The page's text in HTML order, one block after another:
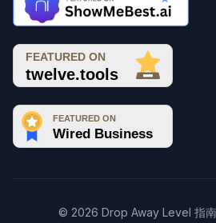
© 2026 Drop Away Level 指南.